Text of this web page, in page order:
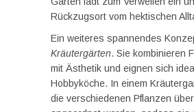
Rückzugsort vom hektischen
Ein weiteres spannendes
Kräutergärten. Sie kombinieren
mit Ästhetik und eignen sich
Hobbyköche. In einem
die verschiedenen Pflanzen